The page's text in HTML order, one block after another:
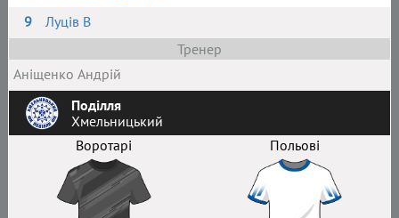
9
Луців В
Тренер
Аніщенко Андрій
Поділля
Хмельницький
Воротарі
Польові